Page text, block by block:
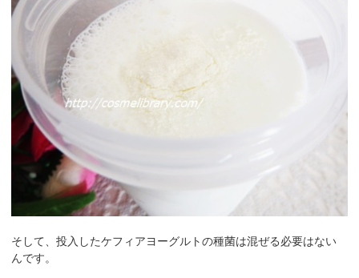
そして、投入したケフィアヨーグルトの種菌は混ぜる必要はない
んです。